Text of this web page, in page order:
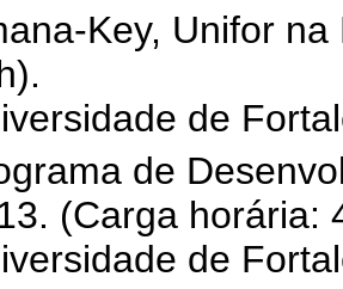
Key, Unifor
de
de
(Carga horária:
de